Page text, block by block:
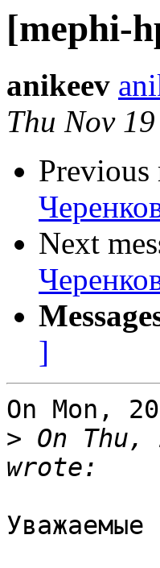
[mephi-
anikeev
Thu Nov
Previous
Next
]
On Mon,
> On
Уважаемые